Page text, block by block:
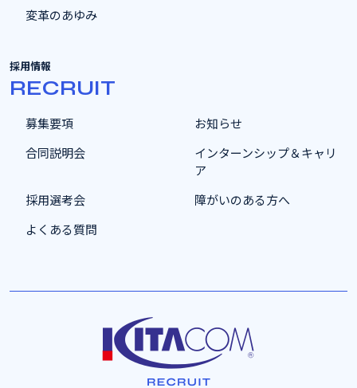
変革のあゆみ
採用情報
RECRUIT
募集要項
お知らせ
合同説明会
インターンシップ＆キャリ
ア
採用選考会
障がいのある方へ
よくある質問